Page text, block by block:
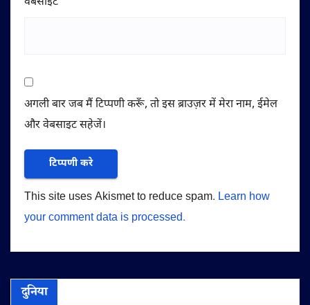
अगली बार जब मैं टिप्पणी करूँ, तो इस ब्राउज़र में मेरा नाम, ईमेल
और वेबसाइट सहेजें।
This site uses Akismet to reduce spam. Learn how
your comment data is processed.
दुनिया